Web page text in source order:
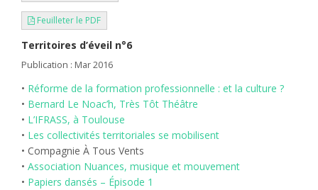
Feuilleter le PDF
Territoires d’éveil n°6
Publication : Mar 2016
• Réforme de la formation professionnelle : et la culture ?
• Bernard Le Noac’h, Très Tôt Théâtre
• L’IFRASS, à Toulouse
• Les collectivités territoriales se mobilisent
• Compagnie À Tous Vents
• Association Nuances, musique et mouvement
• Papiers dansés – Épisode 1